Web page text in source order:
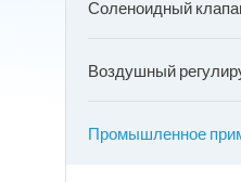
Соленоидный
Воздушный
Промышленное